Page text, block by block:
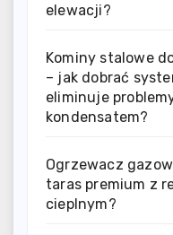
elewacji?
Kominy stalowe
– jak dobrać
eliminuje
kondensatem?
Ogrzewacz
taras premium z
cieplnym?